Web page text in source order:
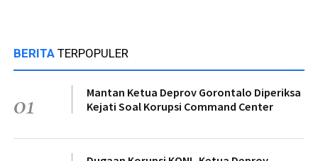
BERITA TERPOPULER
01
Mantan Ketua Deprov Gorontalo Diperiksa
Kejati Soal Korupsi Command Center